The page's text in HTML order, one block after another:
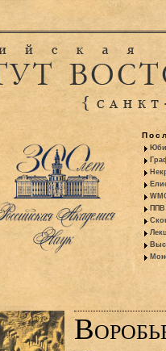
ППВ